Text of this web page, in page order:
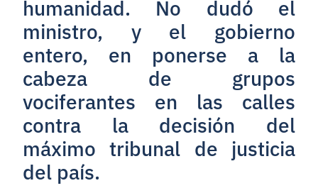
humanidad. No dudó el
ministro, y el gobierno
entero, en ponerse a la
cabeza de grupos
vociferantes en las calles
contra la decisión del
máximo tribunal de justicia
del país.